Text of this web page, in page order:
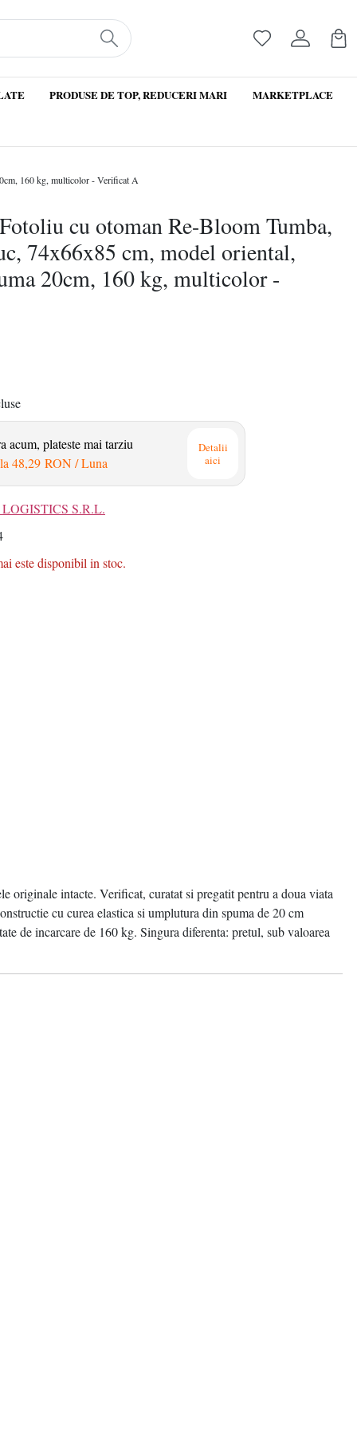
PRODUSE DE TOP, REDUCERI MARI MARKETPLACE
160 kg, multicolor - Verificat A
cu otoman Re-Bloom Tumba,
74x66x85 cm, model oriental,
20cm, 160 kg, multicolor -
acum, plateste mai tarziu
48,29 RON/ Luna
Detalii
aici
S.R.L.
este disponibil in stoc.
originale intacte. Verificat, curatat si pregatit pentru a doua viata
cu curea elastica si umplutura din spuma de 20 cm
de incarcare de 160 kg. Singura diferenta: pretul, sub valoarea